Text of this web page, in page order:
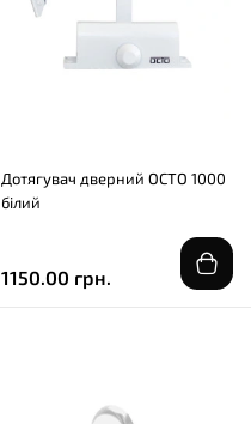
Дотягувач дверний OCTO 1000
білий
1150.00 грн.